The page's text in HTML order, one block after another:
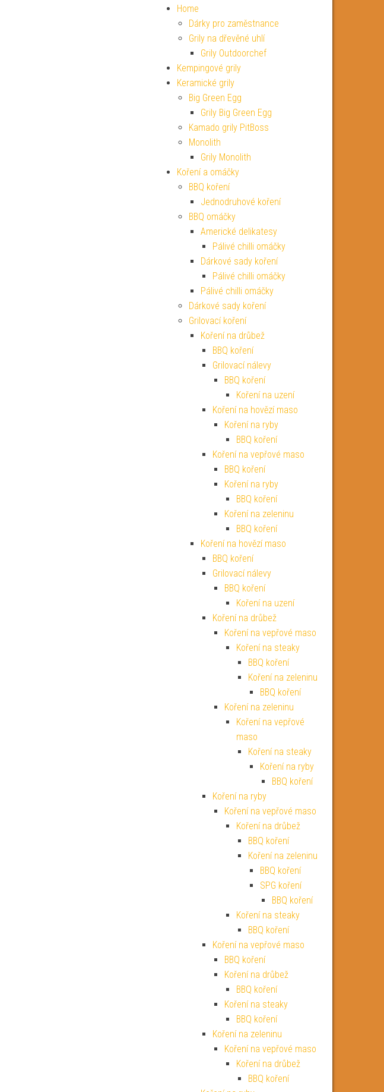
Home
Dárky pro zaměstnance
Grily na dřevěné uhlí
Grily Outdoorchef
Kempingové grily
Keramické grily
Big Green Egg
Grily Big Green Egg
Kamado grily PitBoss
Monolith
Grily Monolith
Koření a omáčky
BBQ koření
Jednodruhové koření
BBQ omáčky
Americké delikatesy
Pálivé chilli omáčky
Dárkové sady koření
Pálivé chilli omáčky
Pálivé chilli omáčky
Dárkové sady koření
Grilovací koření
Koření na drůbež
BBQ koření
Grilovací nálevy
BBQ koření
Koření na uzení
Koření na hovězí maso
Koření na ryby
BBQ koření
Koření na vepřové maso
BBQ koření
Koření na ryby
BBQ koření
Koření na zeleninu
BBQ koření
Koření na hovězí maso
BBQ koření
Grilovací nálevy
BBQ koření
Koření na uzení
Koření na drůbež
Koření na vepřové maso
Koření na steaky
BBQ koření
Koření na zeleninu
BBQ koření
Koření na zeleninu
Koření na vepřové
maso
Koření na steaky
Koření na ryby
BBQ koření
Koření na ryby
Koření na vepřové maso
Koření na drůbež
BBQ koření
Koření na zeleninu
BBQ koření
SPG koření
BBQ koření
Koření na steaky
BBQ koření
Koření na vepřové maso
BBQ koření
Koření na drůbež
BBQ koření
Koření na steaky
BBQ koření
Koření na zeleninu
Koření na vepřové maso
Koření na drůbež
BBQ koření